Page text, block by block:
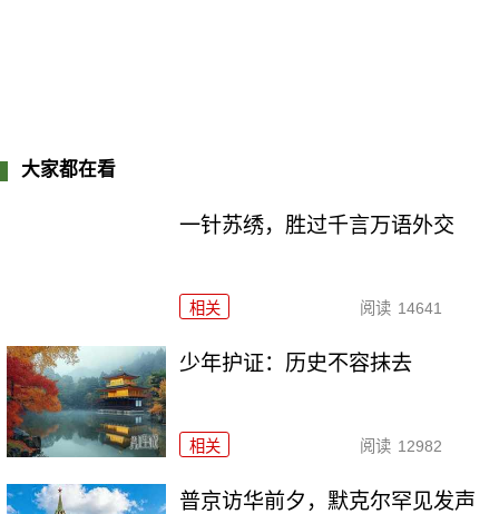
大家都在看
一针苏绣，胜过千言万语外交
相关 阅读 14641
少年护证：历史不容抹去
相关 阅读 12982
普京访华前夕，默克尔罕见发声